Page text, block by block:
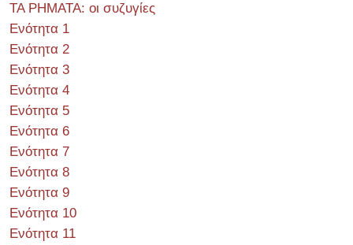
ΤΑ ΡΗΜΑΤΑ: οι συζυγίες
Ενότητα 1
Ενότητα 2
Ενότητα 3
Ενότητα 4
Ενότητα 5
Ενότητα 6
Ενότητα 7
Ενότητα 8
Ενότητα 9
Ενότητα 10
Ενότητα 11